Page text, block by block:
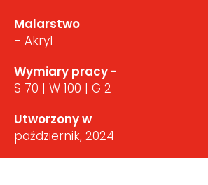
Malarstwo
- Akryl
Wymiary pracy -
S 70 | W 100 | G 2
Utworzony w
październik, 2024